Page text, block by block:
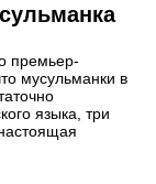
премьер-
мусульманки в
языка, три